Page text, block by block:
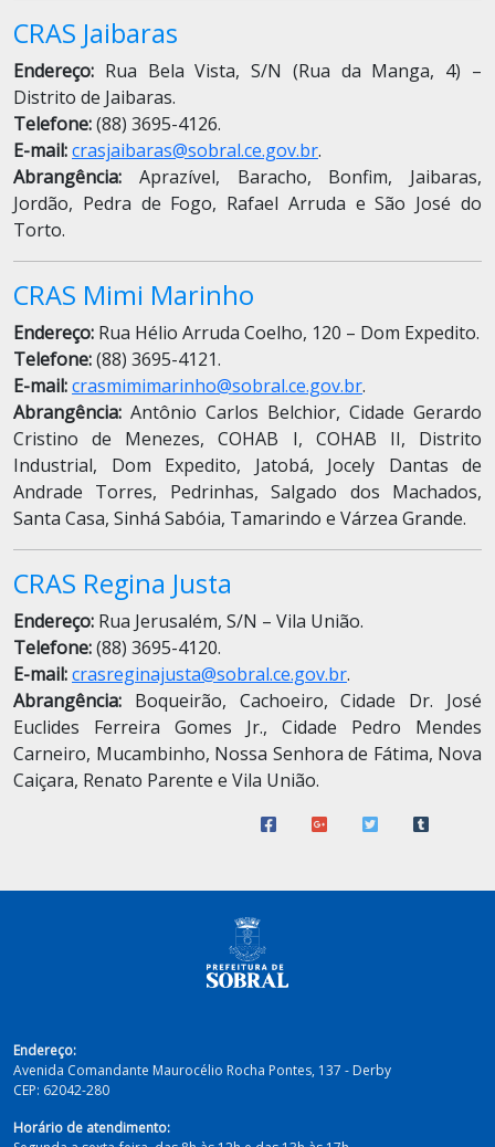
CRAS Jaibaras
Endereço: Rua Bela Vista, S/N (Rua da Manga, 4) –
Distrito de Jaibaras.
Telefone:(88) 3695-4126.
E-mail:crasjaibaras@sobral.ce.gov.br.
Abrangência: Aprazível, Baracho, Bonfim, Jaibaras,
Jordão, Pedra de Fogo, Rafael Arruda e São José do
Torto.
CRAS Mimi Marinho
Endereço: Rua Hélio Arruda Coelho, 120 – Dom Expedito.
Telefone:(88) 3695-4121.
E-mail:crasmimimarinho@sobral.ce.gov.br.
Abrangência: Antônio Carlos Belchior, Cidade Gerardo
Cristino de Menezes, COHAB I, COHAB II, Distrito
Industrial, Dom Expedito, Jatobá, Jocely Dantas de
Andrade Torres, Pedrinhas, Salgado dos Machados,
Santa Casa, Sinhá Sabóia, Tamarindo e Várzea Grande.
CRAS Regina Justa
Endereço: Rua Jerusalém, S/N – Vila União.
Telefone:(88) 3695-4120.
E-mail:crasreginajusta@sobral.ce.gov.br.
Abrangência: Boqueirão, Cachoeiro, Cidade Dr. José
Euclides Ferreira Gomes Jr., Cidade Pedro Mendes
Carneiro, Mucambinho, Nossa Senhora de Fátima, Nova
Caiçara, Renato Parente e Vila União.
Endereço:
Avenida Comandante Maurocélio Rocha Pontes, 137 - Derby
CEP: 62042-280
Horário de atendimento: